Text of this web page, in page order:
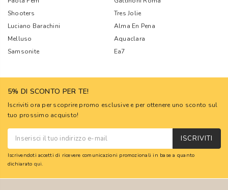
Shooters
Tres Jolie
Luciano Barachini
Alma En Pena
Melluso
Aquaclara
Samsonite
Ea7
5% DI SCONTO PER TE!
Iscriviti ora per scoprire promo esclusive e per ottenere uno sconto sul
tuo prossimo acquisto!
ISCRIVITI
Iscrivendoti accetti di ricevere comunicazioni promozionali in base a quanto
dichiarato qui.